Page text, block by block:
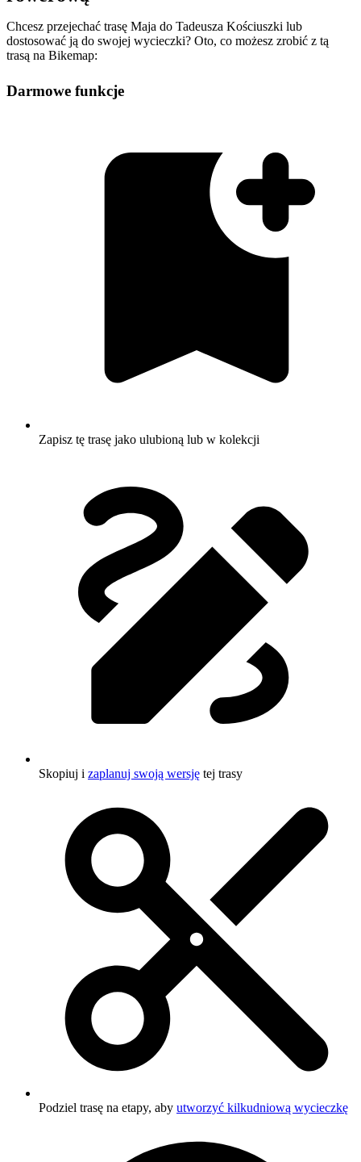
Chcesz przejechać trasę Maja do Tadeusza Kościuszki lub
dostosować ją do swojej wycieczki? Oto, co możesz zrobić z tą
trasą na Bikemap:
Darmowe funkcje
Zapisz tę trasę jako ulubioną lub w kolekcji
Skopiuj i zaplanuj swoją wersję tej trasy
Podziel trasę na etapy, aby utworzyć kilkudniową wycieczkę